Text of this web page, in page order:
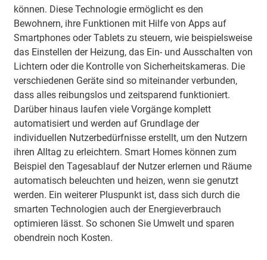
können. Diese Technologie ermöglicht es den
Bewohnern, ihre Funktionen mit Hilfe von Apps auf
Smartphones oder Tablets zu steuern, wie beispielsweise
das Einstellen der Heizung, das Ein- und Ausschalten von
Lichtern oder die Kontrolle von Sicherheitskameras. Die
verschiedenen Geräte sind so miteinander verbunden,
dass alles reibungslos und zeitsparend funktioniert.
Darüber hinaus laufen viele Vorgänge komplett
automatisiert und werden auf Grundlage der
individuellen Nutzerbedürfnisse erstellt, um den Nutzern
ihren Alltag zu erleichtern. Smart Homes können zum
Beispiel den Tagesablauf der Nutzer erlernen und Räume
automatisch beleuchten und heizen, wenn sie genutzt
werden. Ein weiterer Pluspunkt ist, dass sich durch die
smarten Technologien auch der Energieverbrauch
optimieren lässt. So schonen Sie Umwelt und sparen
obendrein noch Kosten.